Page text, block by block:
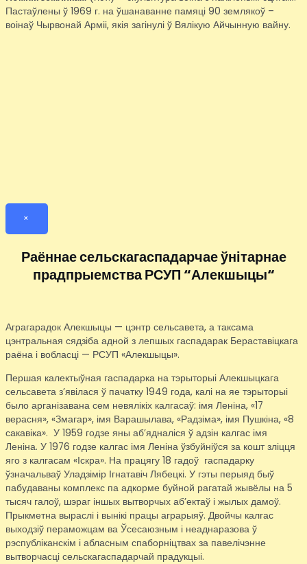
Пастаўлены ў 1969 г. на ўшанаванне памяці 90 землякоў –
воінаў Чырвонай Арміі, якія загінулі ў Вялікую Айчынную вайну.
×
Раённае сельскагаспадарчае ўнітарнае
прадпрыемства РСУП “Алекшыцы“
Аграгарадок Алекшыцы — цэнтр сельсавета, а таксама
цэнтральная сядзіба адной з лепшых гаспадарак Бераставіцкага
раёна і вобласці — РСУП «Алекшыцы».
Першая калектыўная гаспадарка на тэрыторыі Алекшыцкага
сельсавета з’явілася ў пачатку 1949 года, калі на яе тэрыторыі
было арганізавана сем невялікіх калгасаў: імя Леніна, «17
верасня», «Змагар», імя Варашылава, «Радзіма», імя Пушкіна, «8
сакавіка». У 1959 годзе яны аб’ядналіся ў адзін калгас імя
Леніна. У 1976 годзе калгас імя Леніна ўзбуйніўся за кошт зліцця
яго з калгасам «Іскра». На працягу 18 гадоў гаспадарку
ўзначальваў Уладзімір Ігнатавіч Лябецкі. У гэты перыяд быў
пабудаваны комплекс па адкорме буйной рагатай жывёлы на 5
тысяч галоў, шэраг іншых вытворчых аб’ектаў і жылых дамоў.
Прыкметна выраслі і вынікі працы аграрыяў. Двойчы калгас
выходзіў пераможцам ва Ўсесаюзным і неаднаразова ў
рэспубліканскім і абласным спаборніцтвах за павелічэнне
вытворчасці сельскагаспадарчай прадукцыі.